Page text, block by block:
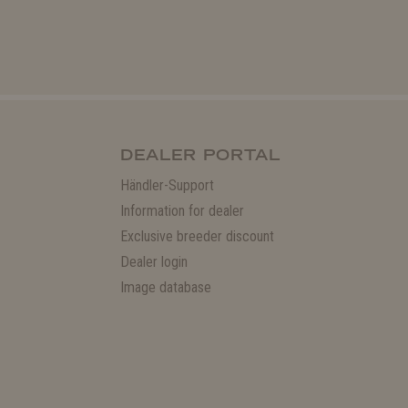
DEALER PORTAL
Händler-Support
Information for dealer
Exclusive breeder discount
Dealer login
Image database